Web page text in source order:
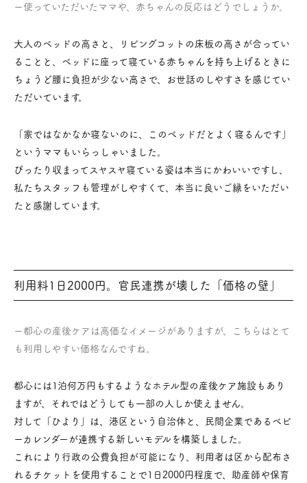
ー使っていただいたママや、赤ちゃんの反応はどうでしょうか。
大人のベッドの高さと、リビングコットの床板の高さが合ってい
ることと、ベッドに座って寝ている赤ちゃんを持ち上げるときに
ちょうど腰に負担が少ない高さで、お世話のしやすさを感じてい
ただいています。
「家ではなかなか寝ないのに、このベッドだとよく寝るんです」
というママもいらっしゃいました。
ぴったり収まってスヤスヤ寝ている姿は本当にかわいいですし、
私たちスタッフも管理がしやすくて、本当に良いご縁をいただい
たと感謝しています。
利用料1日2000円。官民連携が壊した「価格の壁」
ー都心の産後ケアは高価なイメージがありますが、こちらはとて
も利用しやすい価格なんですね。
都心には1泊何万円もするようなホテル型の産後ケア施設もあり
ますが、それではどうしても一部の人しか使えません。
対して「ひより」は、港区という自治体と、民間企業であるベビ
ーカレンダーが連携する新しいモデルを構築しました。
これにより行政の公費負担が可能になり、利用者は区から配布さ
れるチケットを使用することで1日2000円程度で、助産師や保育